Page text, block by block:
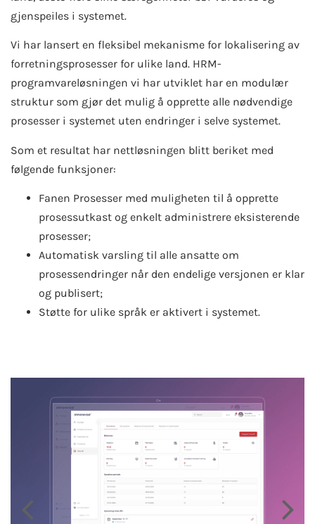
gjenspeiles i systemet.
Vi har lansert en fleksibel mekanisme for lokalisering av
forretningsprosesser for ulike land. HRM-
programvareløsningen vi har utviklet har en modulær
struktur som gjør det mulig å opprette alle nødvendige
prosesser i systemet uten endringer i selve systemet.
Som et resultat har nettløsningen blitt beriket med
følgende funksjoner:
Fanen Prosesser med muligheten til å opprette
prosessutkast og enkelt administrere eksisterende
prosesser;
Automatisk varsling til alle ansatte om
prosessendringer når den endelige versjonen er klar
og publisert;
Støtte for ulike språk er aktivert i systemet.